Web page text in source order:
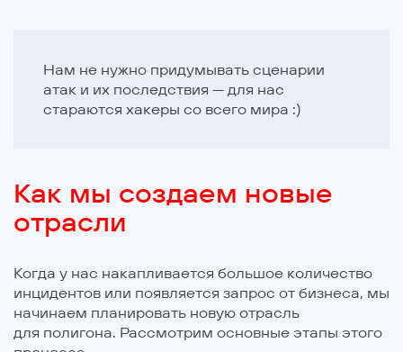
Нам не нужно придумывать сценарии
атак и их последствия — для нас
стараются хакеры со всего мира :)
Как мы создаем новые
отрасли
Когда у нас накапливается большое количество
инцидентов или появляется запрос от бизнеса, мы
начинаем планировать новую отрасль
для полигона. Рассмотрим основные этапы этого